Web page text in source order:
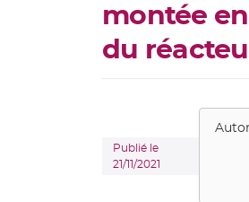
montée
du
Publié le
21/11/2021